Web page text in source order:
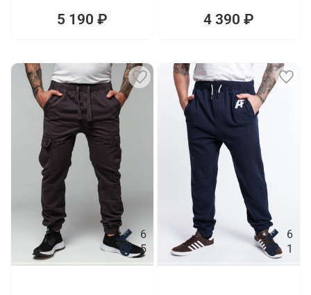
5 190 ₽ 4 390 ₽
6
5
6
1